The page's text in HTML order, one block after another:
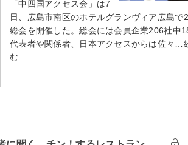
「中四国アクセス会」は7
日、広島市南区のホテルグランヴィア広島で
総会を開催した。総会には会員企業206社中
代表者や関係者、日本アクセスからは佐々…
む